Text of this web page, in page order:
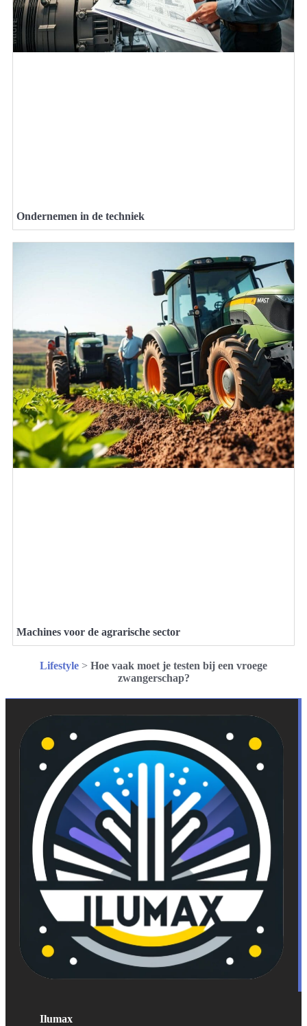
Ondernemen in de techniek
Machines voor de agrarische sector
Lifestyle > Hoe vaak moet je testen bij een vroege
zwangerschap?
Ilumax